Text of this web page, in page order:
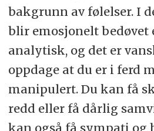
bakgrunn av følelser. I
blir emosjonelt bedøvet
analytisk, og det er
oppdage at du er i ferd
manipulert. Du kan få
redd eller få dårlig
kan også få sympati og